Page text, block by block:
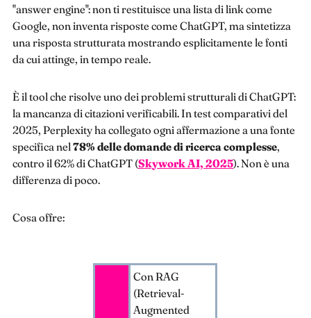
"answer engine": non ti restituisce una lista di link come
Google, non inventa risposte come ChatGPT, ma sintetizza
una risposta strutturata mostrando esplicitamente le fonti
da cui attinge, in tempo reale.
È il tool che risolve uno dei problemi strutturali di ChatGPT:
la mancanza di citazioni verificabili. In test comparativi del
2025, Perplexity ha collegato ogni affermazione a una fonte
specifica nel 78% delle domande di ricerca complesse,
contro il 62% di ChatGPT (Skywork AI, 2025). Non è una
differenza di poco.
Cosa offre:
Con RAG
(Retrieval-
Augmented